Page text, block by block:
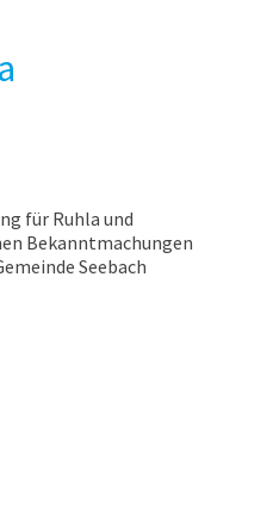
für Ruhla und
Bekanntmachungen
Seebach